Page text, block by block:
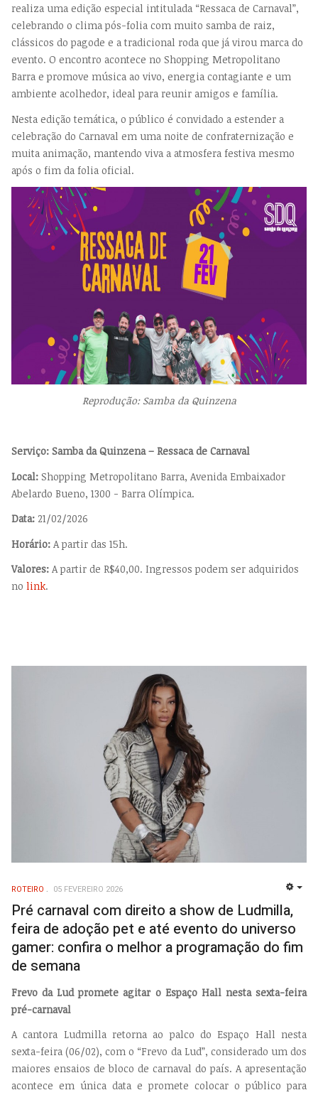
realiza uma edição especial intitulada “Ressaca de Carnaval”,
celebrando o clima pós-folia com muito samba de raiz,
clássicos do pagode e a tradicional roda que já virou marca do
evento. O encontro acontece no Shopping Metropolitano
Barra e promove música ao vivo, energia contagiante e um
ambiente acolhedor, ideal para reunir amigos e família.
Nesta edição temática, o público é convidado a estender a
celebração do Carnaval em uma noite de confraternização e
muita animação, mantendo viva a atmosfera festiva mesmo
após o fim da folia oficial.
Reprodução: Samba da Quinzena
Serviço: Samba da Quinzena – Ressaca de Carnaval
Local: Shopping Metropolitano Barra, Avenida Embaixador
Abelardo Bueno, 1300 - Barra Olímpica.
Data: 21/02/2026
Horário: A partir das 15h.
Valores: A partir de R$40,00. Ingressos podem ser adquiridos
no link.
ROTEIRO 05 FEVEREIRO 2026
Pré carnaval com direito a show de Ludmilla,
feira de adoção pet e até evento do universo
gamer: confira o melhor a programação do fim
de semana
Frevo da Lud promete agitar o Espaço Hall nesta sexta-feira
pré-carnaval
A cantora Ludmilla retorna ao palco do Espaço Hall nesta
sexta-feira (06/02), com o “Frevo da Lud”, considerado um dos
maiores ensaios de bloco de carnaval do país. A apresentação
acontece em única data e promete colocar o público para